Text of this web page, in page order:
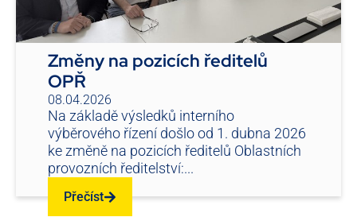
Změny na pozicích ředitelů
OPŘ
08.04.2026
Na základě výsledků interního
výběrového řízení došlo od 1. dubna 2026
ke změně na pozicích ředitelů Oblastních
provozních ředitelství:...
Přečíst